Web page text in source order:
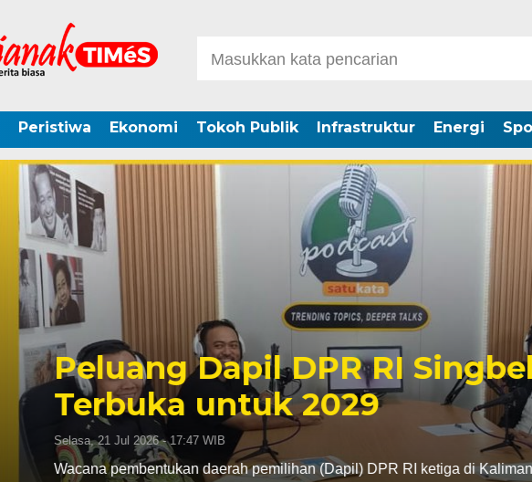
Peristiwa Ekonomi Tokoh Publik Infrastruktur Energi
Dapil DPR RI Singbebas
untuk 2029
- 17:47 WIB
daerah pemilihan (Dapil) DPR RI ketiga di Kalimantan Barat dinilai